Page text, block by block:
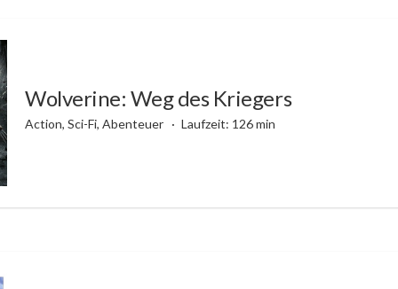
Wolverine: Weg des Kriegers
Action, Sci-Fi, Abenteuer Laufzeit: 126 min